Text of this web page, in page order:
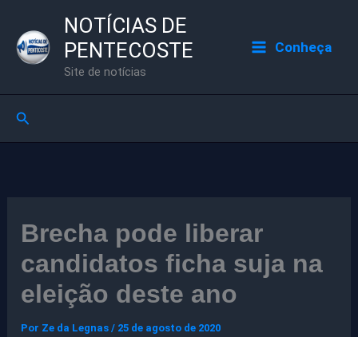
para
NOTÍCIAS DE
PENTECOSTE
Site de notícias
Conheça
Pesquisar
Brecha pode liberar
candidatos ficha suja na
eleição deste ano
Por Ze da Legnas/ 25 de agosto de 2020